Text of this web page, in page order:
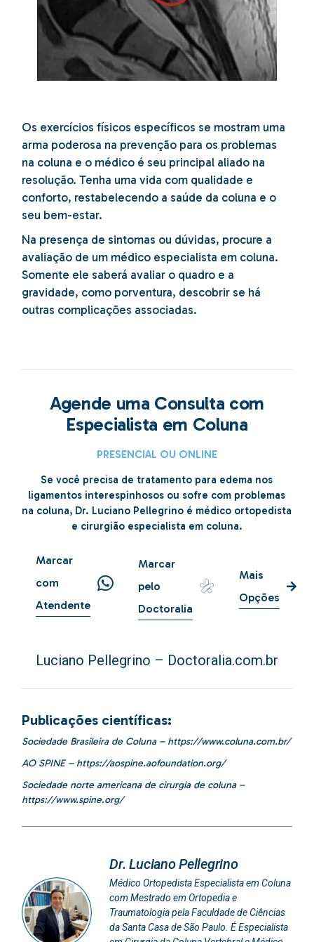
Os exercícios físicos específicos se mostram uma
arma poderosa na prevenção para os problemas
na coluna e o médico é seu principal aliado na
resolução. Tenha uma vida com qualidade e
conforto, restabelecendo a saúde da coluna e o
seu bem-estar.
Na presença de sintomas ou dúvidas, procure a
avaliação de um médico especialista em coluna.
Somente ele saberá avaliar o quadro e a
gravidade, como porventura, descobrir se há
outras complicações associadas.
Agende uma Consulta com
Especialista em Coluna
PRESENCIAL OU ONLINE
Se você precisa de tratamento para edema nos
ligamentos interespinhosos ou sofre com problemas
na coluna, Dr. Luciano Pellegrino é médico ortopedista
e cirurgião especialista em coluna.
Marcar
com
Atendente
Marcar
pelo
Doctoralia
Mais
Opções
Luciano Pellegrino – Doctoralia.com.br
Publicações científicas:
Sociedade Brasileira de Coluna – https://www.coluna.com.br/
AO SPINE – https://aospine.aofoundation.org/
Sociedade norte americana de cirurgia de coluna –
https://www.spine.org/
Dr. Luciano Pellegrino
Médico Ortopedista Especialista em Coluna
com Mestrado em Ortopedia e
Traumatologia pela Faculdade de Ciências
da Santa Casa de São Paulo. É Especialista